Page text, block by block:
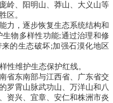
、阳明山、莽山、大义山等
区。
，逐步恢复生态系统结构和
物多样性功能;通过治理和修
的生态破坏;加强石漠化地区
维护生态保护红线。
东南部与江西省、广东省交
罗霄山脉武功山、万洋山和八
资兴、宜章、安仁和株洲市炎